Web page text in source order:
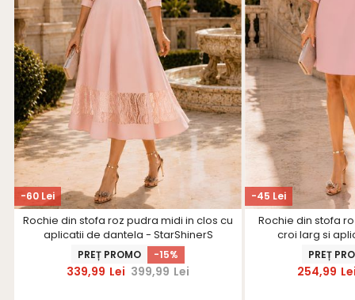
-60 Lei
Rochie din stofa roz pudra midi in clos cu
aplicatii de dantela - StarShinerS
PREȚ PROMO -15%
339,99 Lei 399,99 Lei
-45 Lei
Rochie din stofa
croi larg si
PREȚ
254,99